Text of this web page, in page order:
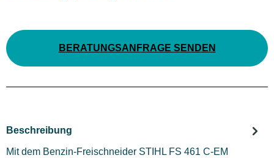
BERATUNGSANFRAGE SENDEN
Beschreibung
Mit dem Benzin-Freischneider STIHL FS 461 C-EM